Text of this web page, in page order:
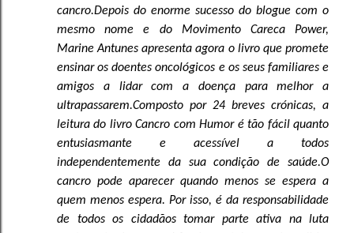
cancro.Depois do enorme sucesso do blogue com o
mesmo nome e do Movimento Careca Power,
Marine Antunes apresenta agora o livro que promete
ensinar os doentes oncológicos e os seus familiares e
amigos a lidar com a doença para melhor a
ultrapassarem.Composto por 24 breves crónicas, a
leitura do livro Cancro com Humor é tão fácil quanto
entusiasmante e acessível a todos
independentemente da sua condição de saúde.O
cancro pode aparecer quando menos se espera a
quem menos espera. Por isso, é da responsabilidade
de todos os cidadãos tomar parte ativa na luta